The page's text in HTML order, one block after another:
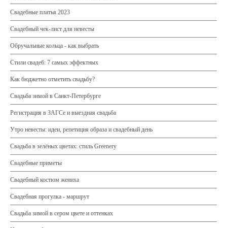
Свадебные платья 2023
Свадебный чек-лист для невесты
Обручальные кольца - как выбрать
Стили свадеб: 7 самых эффектных
Как бюджетно отметить свадьбу?
Свадьба зимой в Санкт-Петербурге
Регистрация в ЗАГСе и выездная свадьба
Утро невесты: идеи, репетиция образа и свадебный день
Свадьба в зелёных цветах: стиль Greenery
Свадебные приметы
Свадебный костюм жениха
Свадебная прогулка - маршрут
Свадьба зимой в сером цвете и оттенках